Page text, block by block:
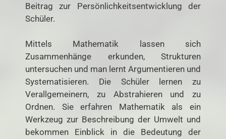
Beitrag zur Persönlichkeitsentwicklung der
Schüler.
Mittels Mathematik lassen sich
Zusammenhänge erkunden, Strukturen
untersuchen und man lernt Argumentieren und
Systematisieren. Die Schüler lernen zu
Verallgemeinern, zu Abstrahieren und zu
Ordnen. Sie erfahren Mathematik als ein
Werkzeug zur Beschreibung der Umwelt und
bekommen Einblick in die Bedeutung der